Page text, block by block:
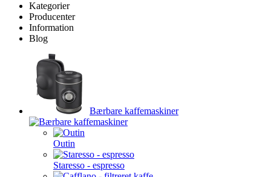
Kategorier
Producenter
Information
Blog
Bærbare kaffemaskiner
Outin
Staresso - espresso